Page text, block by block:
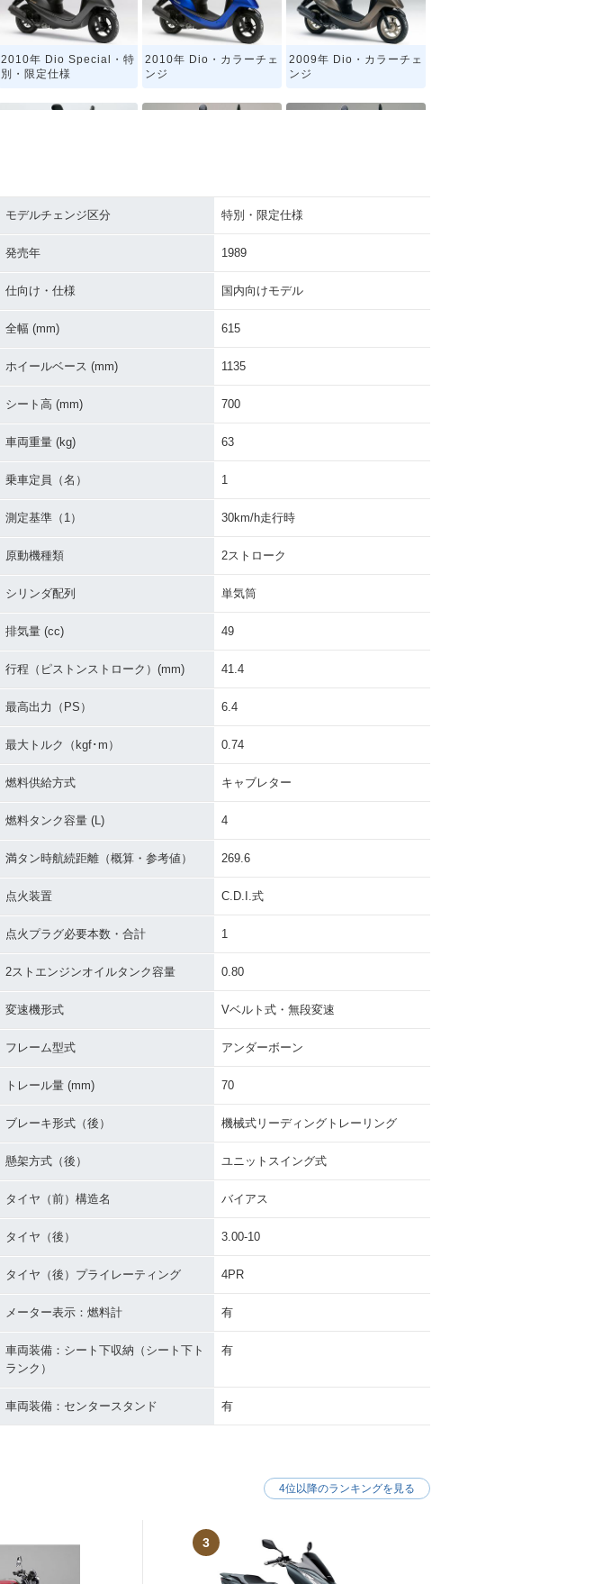
2010年 Dio Special・特
別・限定仕様
2010年 Dio・カラーチェ
ンジ
2009年 Dio・カラーチェ
ンジ
2004年 Dio・新登場
1990年 Dio 新春Special
1990年 Dio・マイナーチ
Edition・特別・限定仕様
モデルチェンジ区分 特別・限定仕様
発売年 1989
仕向け・仕様 国内向けモデル
全幅 (mm) 615
ホイールベース (mm) 1135
シート高 (mm) 700
車両重量 (kg) 63
乗車定員（名） 1
測定基準（1） 30km/h走行時
原動機種類 2ストローク
シリンダ配列 単気筒
排気量 (cc) 49
行程（ピストンストローク）(mm) 41.4
最高出力（PS） 6.4
最大トルク（kgf･m） 0.74
燃料供給方式 キャブレター
燃料タンク容量 (L) 4
満タン時航続距離（概算・参考値） 269.6
点火装置 C.D.I.式
点火プラグ必要本数・合計 1
2ストエンジンオイルタンク容量 0.80
変速機形式 Vベルト式・無段変速
フレーム型式 アンダーボーン
トレール量 (mm) 70
ブレーキ形式（後） 機械式リーディングトレーリング
懸架方式（後） ユニットスイング式
タイヤ（前）構造名 バイアス
タイヤ（後） 3.00-10
タイヤ（後）プライレーティング 4PR
メーター表示：燃料計 有
車両装備：シート下収納（シート下ト
ランク）
有
車両装備：センタースタンド 有
3
4位以降のランキングを見る